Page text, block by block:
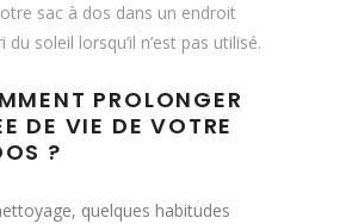
sac à dos dans un endroit
du soleil lorsqu’il n’est pas utilisé.
PROLONGER
DE VIE DE VOTRE
?
quelques habitudes